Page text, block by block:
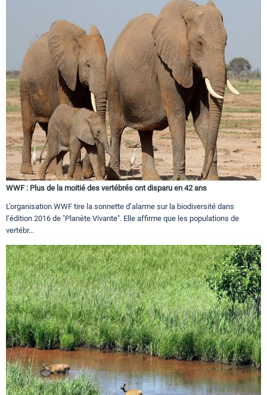
WWF : Plus de la moitié des vertébrés ont disparu en 42 ans
L’organisation WWF tire la sonnette d’alarme sur la biodiversité dans
l’édition 2016 de "Planète Vivante". Elle affirme que les populations de
vertébr...